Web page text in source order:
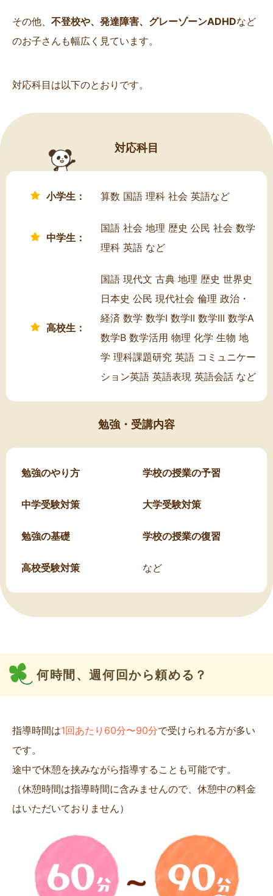
その他、 不登校や、発達障害、グレーゾーンADHDなど
のお子さんも幅広く見ています。
対応科目は以下のとおりです。
対応科目
小学生： 算数 国語 理科 社会 英語など
中学生：
国語 社会 地理 歴史 公民 社会 数学
理科 英語 など
高校生：
国語 現代文 古典 地理 歴史 世界史
日本史 公民 現代社会 倫理 政治・
経済 数学 数学I 数学II 数学III 数学A
数学B 数学活用 物理 化学 生物 地
学 理科課題研究 英語 コミュニケー
ション英語 英語表現 英語会話 など
勉強・受講内容
勉強のやり方 学校の授業の予習
中学受験対策 大学受験対策
勉強の基礎 学校の授業の復習
高校受験対策 など
何時間、週何回から頼める？
指導時間は1回あたり60分〜90分で受けられる方が多い
です。
途中で休憩を挟みながら指導することも可能です。
（休憩時間は指導時間に含みませんので、休憩中の料金
はいただいておりません）